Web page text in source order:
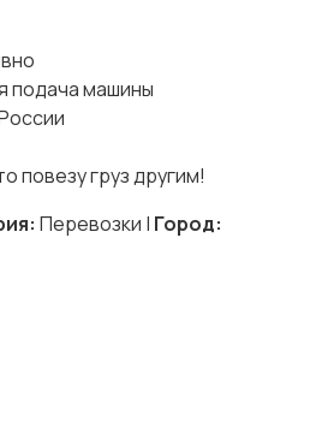
подача машины
повезу груз другим!
Перевозки | Город: